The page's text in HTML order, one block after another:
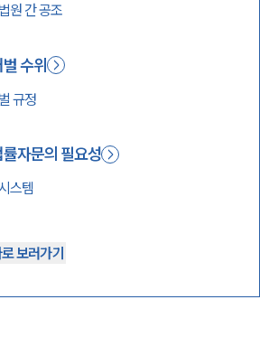
원 간 공조
수위
규정
자문의 필요성
스템
보러가기